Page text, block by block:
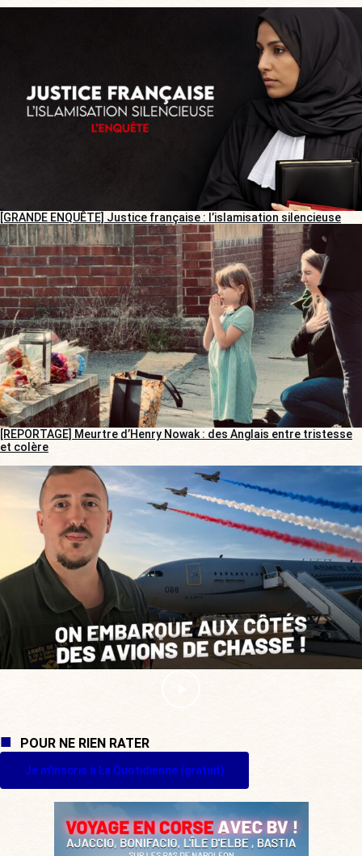
[GRANDE ENQUÊTE] Justice française : l’islamisation silencieuse
[REPORTAGE] Meurtre d’Henry Nowak : des Anglais entre tristesse
et colère
POUR NE RIEN RATER
Je m'inscris à La Quotidienne (gratuit)